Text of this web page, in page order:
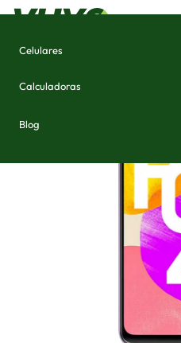
Celulares
Calculadoras
Blog